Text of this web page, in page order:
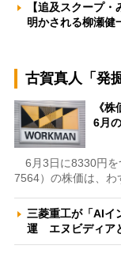
【追及スクープ
明かされる柳瀬
古賀真人「発
《
6月
6月3日に8330円を
7564）の株価は、
三菱重工が「AIイ
運 エヌビディア